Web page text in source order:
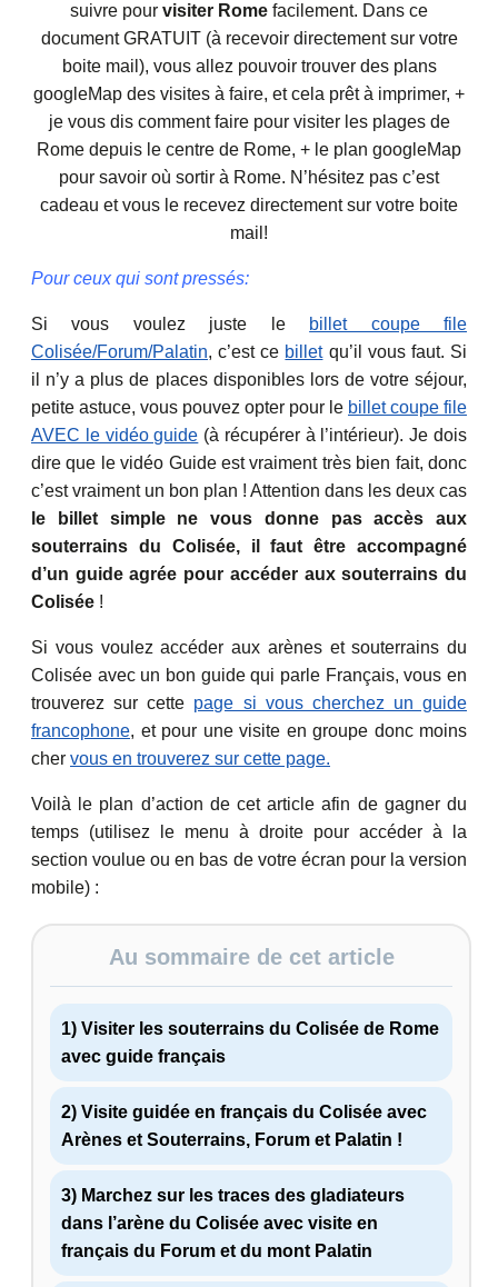
suivre pour visiter Rome facilement. Dans ce
document GRATUIT (à recevoir directement sur votre
boite mail), vous allez pouvoir trouver des plans
googleMap des visites à faire, et cela prêt à imprimer, +
je vous dis comment faire pour visiter les plages de
Rome depuis le centre de Rome, + le plan googleMap
pour savoir où sortir à Rome. N’hésitez pas c’est
cadeau et vous le recevez directement sur votre boite
mail!
Pour ceux qui sont pressés:
Si vous voulez juste le
billet coupe file
Colisée/Forum/Palatin, c’est ce billetqu’il vous faut. Si
il n’y a plus de places disponibles lors de votre séjour,
petite astuce, vous pouvez opter pour le billet coupe file
AVEC le vidéo guide (à récupérer à l’intérieur). Je dois
dire que le vidéo Guide est vraiment très bien fait, donc
c’est vraiment un bon plan ! Attention dans les deux cas
le billet simple ne vous donne pas accès aux
souterrains du Colisée, il faut être accompagné
d’un guide agrée pour accéder aux souterrains du
Colisée !
Si vous voulez accéder aux arènes et souterrains du
Colisée avec un bon guide qui parle Français, vous en
trouverez sur cette page si vous cherchez un guide
francophone, et pour une visite en groupe donc moins
cher vous en trouverez sur cette page.
Voilà le plan d’action de cet article afin de gagner du
temps (utilisez le menu à droite pour accéder à la
section voulue ou en bas de votre écran pour la version
mobile) :
Au sommaire de cet article
1) Visiter les souterrains du Colisée de Rome
avec guide français
2) Visite guidée en français du Colisée avec
Arènes et Souterrains, Forum et Palatin !
3) Marchez sur les traces des gladiateurs
dans l’arène du Colisée avec visite en
français du Forum et du mont Palatin